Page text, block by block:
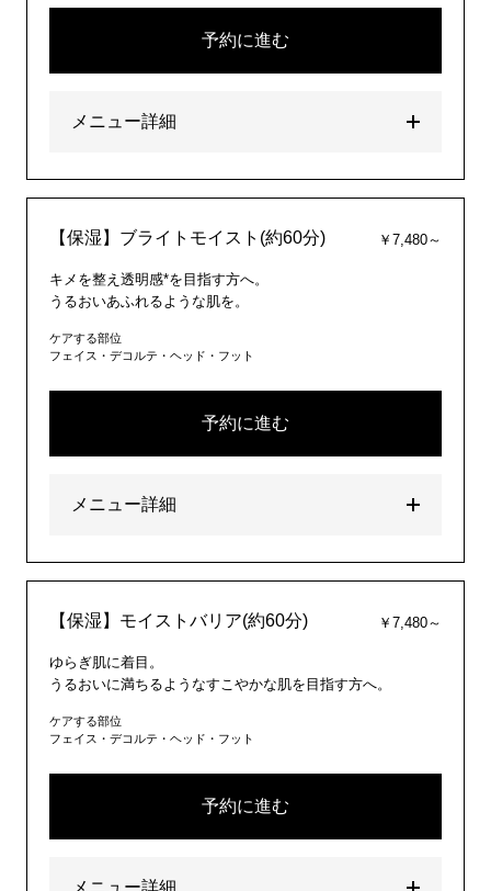
予約に進む
メニュー詳細
【保湿】ブライトモイスト(約60分) ￥7,480～
キメを整え透明感*を目指す方へ。
うるおいあふれるような肌を。
ケアする部位
フェイス・デコルテ・ヘッド・フット
予約に進む
メニュー詳細
【保湿】モイストバリア(約60分) ￥7,480～
ゆらぎ肌に着目。
うるおいに満ちるようなすこやかな肌を目指す方へ。
ケアする部位
フェイス・デコルテ・ヘッド・フット
予約に進む
メニュー詳細